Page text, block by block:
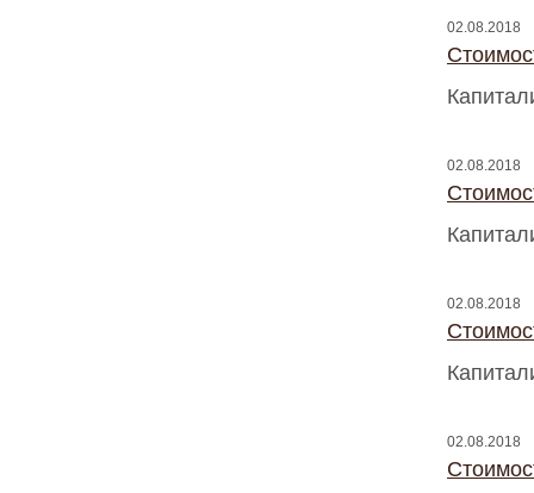
02.08.2018
02.08.2018
02.08.2018
02.08.2018